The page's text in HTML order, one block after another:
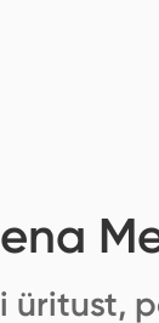
üritust,